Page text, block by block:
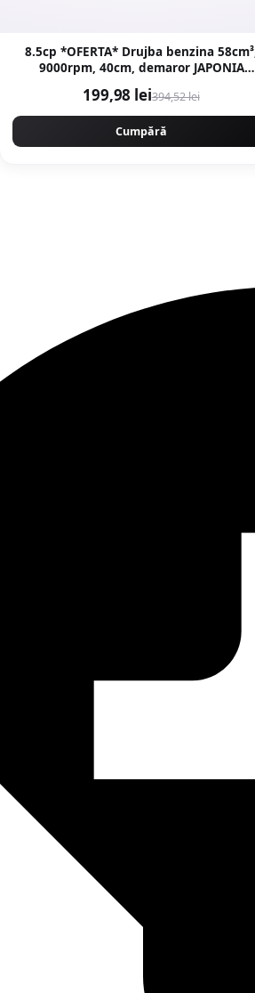
8.5cp *OFERTA* Drujba benzina 58cm³,
9000rpm, 40cm, demaror JAPONIA
CMP1625
199,98 lei394,52 lei
Cumpără